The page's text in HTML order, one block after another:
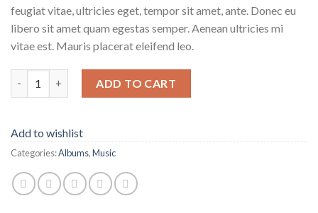
feugiat vitae, ultricies eget, tempor sit amet, ante. Donec eu
libero sit amet quam egestas semper. Aenean ultricies mi
vitae est. Mauris placerat eleifend leo.
ADD TO CART
Add to wishlist
Categories:Albums,Music